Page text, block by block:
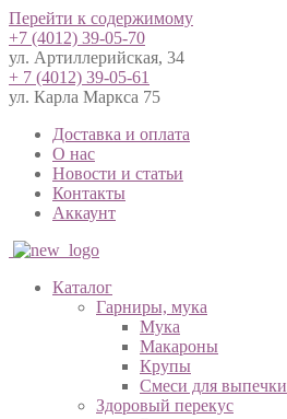
Перейти к содержимому
+7 (4012) 39-05-70
ул. Артиллерийская, 34
+ 7 (4012) 39-05-61
ул. Карла Маркса 75
Доставка и оплата
О нас
Новости и статьи
Контакты
Аккаунт
Каталог
Гарниры, мука
Мука
Макароны
Крупы
Смеси для выпечки
Здоровый перекус